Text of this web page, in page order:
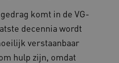
komt in de VG-
decennia wordt
verstaanbaar
hulp zijn, omdat
Microsoft Corporation
.www.kennispleingehandicaptensector.nl